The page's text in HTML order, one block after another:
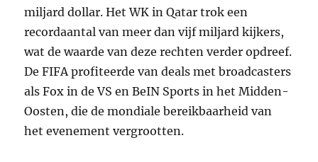
miljard dollar. Het WK in Qatar trok een
recordaantal van meer dan vijf miljard kijkers,
wat de waarde van deze rechten verder opdreef.
De FIFA profiteerde van deals met broadcasters
als Fox in de VS en BeIN Sports in het Midden-
Oosten, die de mondiale bereikbaarheid van
het evenement vergrootten.